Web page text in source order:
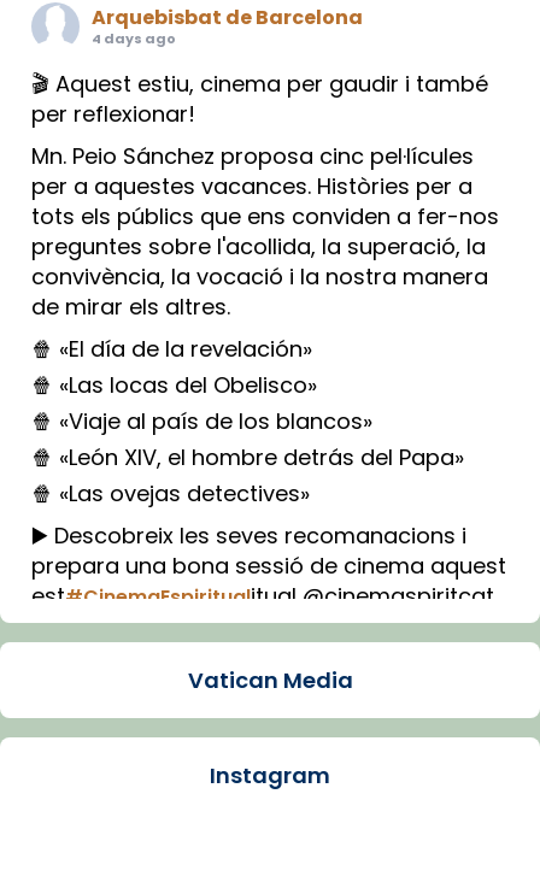
Arquebisbat de Barcelona
4 days ago
🎬 Aquest estiu, cinema per gaudir i també
per reflexionar!
Mn. Peio Sánchez proposa cinc pel·lícules
per a aquestes vacances. Històries per a
tots els públics que ens conviden a fer-nos
preguntes sobre l'acollida, la superació, la
convivència, la vocació i la nostra manera
de mirar els altres.
🍿 «El día de la revelación»
🍿 «Las locas del Obelisco»
🍿 «Viaje al país de los blancos»
🍿 «León XIV, el hombre detrás del Papa»
🍿 «Las ovejas detectives»
▶️ Descobreix les seves recomanacions i
prepara una bona sessió de cinema aquest
est#CinemaEspiritualitual @cinemaspiritcat
Imatge: Generada amb IA (OpenAI)
Arquebisbat de Barcelona
Vatican Media
Instagram